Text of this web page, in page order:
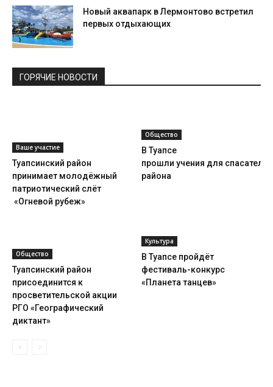
Новый аквапарк в Лермонтово встретил
первых отдыхающих
ГОРЯЧИЕ НОВОСТИ
Ваше участие
Туапсинский район
принимает молодёжный
патриотический слёт
«Огневой рубеж»
Общество
В Туапсе
прошли учения для
района
Общество
Туапсинский район
присоединится к
просветительской акции
РГО «Географический
диктант»
Культура
В Туапсе пройдёт
фестиваль-конкурс
«Планета танцев»